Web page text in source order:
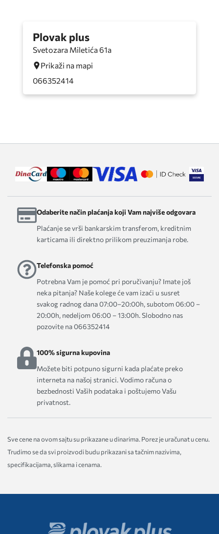
Plovak plus
Svetozara Miletića 61a
Prikaži na mapi
066352414
Odaberite način plaćanja koji Vam najviše odgovara
Plaćanje se vrši bankarskim transferom, kreditnim
karticama ili direktno prilikom preuzimanja robe.
Telefonska pomoć
Potrebna Vam je pomoć pri poručivanju? Imate još
neka pitanja? Naše kolege će vam izaći u susret
svakog radnog dana 07:00–20:00h, subotom 06:00 –
20:00h, nedeljom 06:00 – 13:00h. Slobodno nas
pozovite na 066352414
100% sigurna kupovina
Možete biti potpuno sigurni kada plaćate preko
interneta na našoj stranici. Vodimo računa o
bezbednosti Vaših podataka i poštujemo Vašu
privatnost.
Sve cene na ovom sajtu su prikazane u dinarima. Porez je uračunat u cenu.
Trudimo se da svi proizvodi budu prikazani sa tačnim nazivima,
specifikacijama, slikama i cenama.